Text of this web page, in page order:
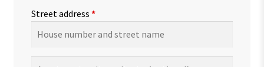
Street address *